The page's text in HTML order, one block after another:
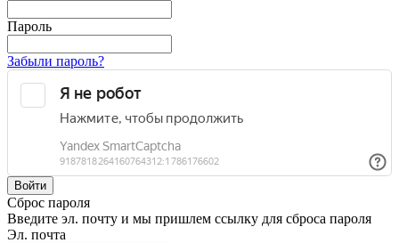
Пароль
Забыли пароль?
Войти
Сброс пароля
Введите эл. почту и мы пришлем ссылку для сброса пароля
Эл. почта